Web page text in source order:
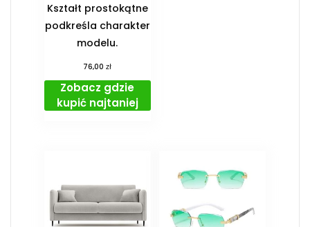
Kształt prostokątne
podkreśla charakter
modelu.
76,00zł
Zobacz gdzie
kupić najtaniej